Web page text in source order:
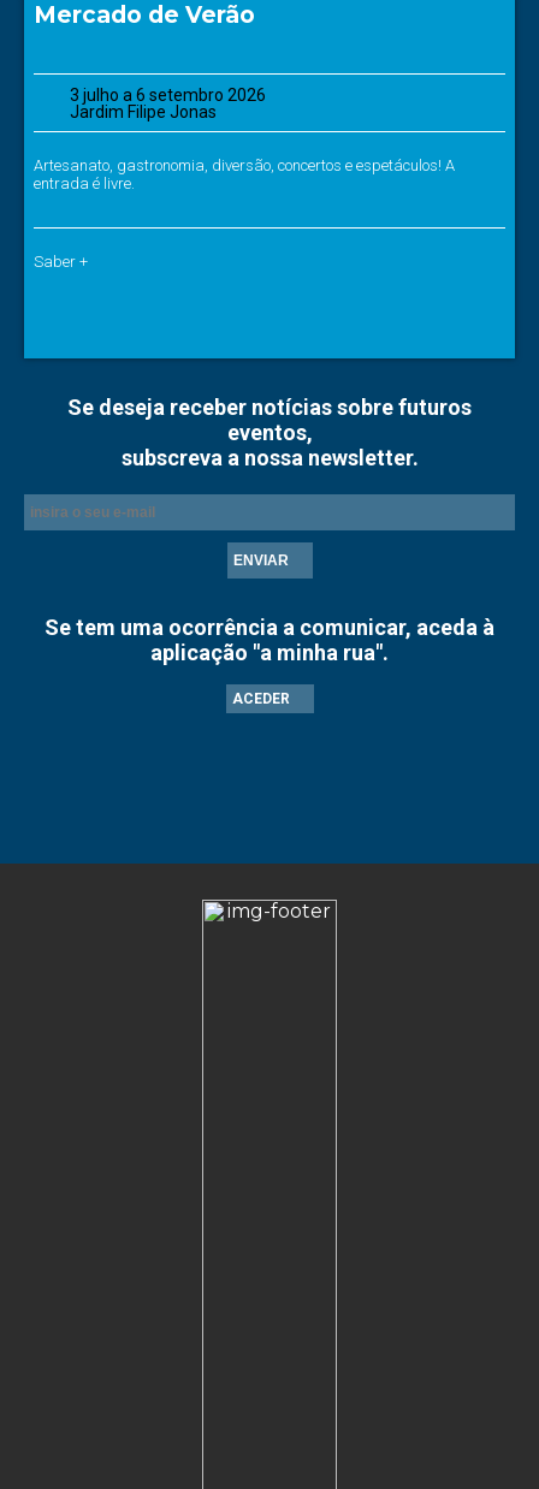
Mercado de Verão
3 julho a 6 setembro 2026
Jardim Filipe Jonas
Artesanato, gastronomia, diversão, concertos e espetáculos! A
entrada é livre.
Saber +
Se deseja receber notícias sobre futuros
eventos,
subscreva a nossa newsletter.
ENVIAR
Se tem uma ocorrência a comunicar, aceda à
aplicação "a minha rua".
ACEDER